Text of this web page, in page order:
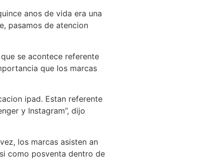
anos de vida era una
pasamos de atencion
se acontece referente
que los marcas
ipad. Estan referente
y Instagram”, dijo
los marcas asisten an
como posventa dentro de